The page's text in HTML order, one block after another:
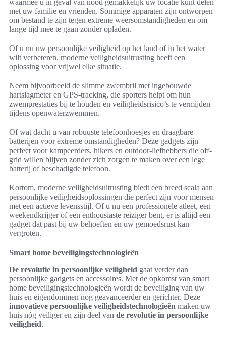
met uw familie en vrienden. Sommige apparaten zijn ontworpen
om bestand te zijn tegen extreme weersomstandigheden en om
lange tijd mee te gaan zonder opladen.
Of u nu uw persoonlijke veiligheid op het land of in het water
wilt verbeteren, moderne veiligheidsuitrusting heeft een
oplossing voor vrijwel elke situatie.
Neem bijvoorbeeld de slimme zwembril met ingebouwde
hartslagmeter en GPS-tracking, die sporters helpt om hun
zwemprestaties bij te houden en veiligheidsrisico’s te vermijden
tijdens openwaterzwemmen.
Of wat dacht u van robuuste telefoonhoesjes en draagbare
batterijen voor extreme omstandigheden? Deze gadgets zijn
perfect voor kampeerders, hikers en outdoor-liefhebbers die off-
grid willen blijven zonder zich zorgen te maken over een lege
batterij of beschadigde telefoon.
Kortom, moderne veiligheidsuitrusting biedt een breed scala aan
persoonlijke veiligheidsoplossingen die perfect zijn voor mensen
met een actieve levensstijl. Of u nu een professionele atleet, een
weekendkrijger of een enthousiaste reiziger bent, er is altijd een
gadget dat past bij uw behoeften en uw gemoedsrust kan
vergroten.
Smart home beveiligingstechnologieën
De revolutie in persoonlijke veiligheid gaat verder dan
persoonlijke gadgets en accessoires. Met de opkomst van smart
home beveiligingstechnologieën wordt de beveiliging van uw
huis en eigendommen nog geavanceerder en gerichter. Deze
innovatieve persoonlijke veiligheidstechnologieën maken uw
huis nóg veiliger en zijn deel van de revolutie in persoonlijke
veiligheid.